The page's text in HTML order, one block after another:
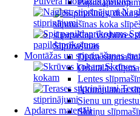
stiprinājumi
papildaprīkojums
Montāžas un stiprināšanas
Skrūves
kokam
stiprinājumi
Apdares materiāli
Slīpmašīnas
Diska
Orbitālās
Lentes
Akumulatora
Sienu un
Slotiņu